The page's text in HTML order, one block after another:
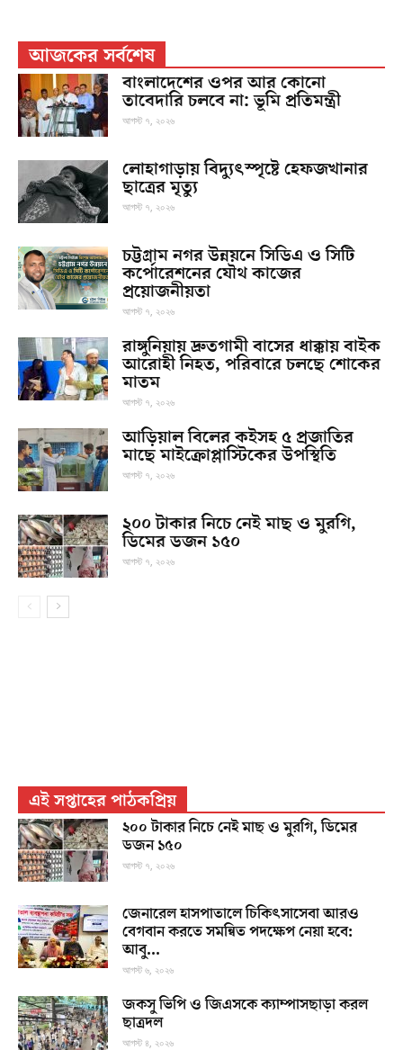
আজকের সর্বশেষ
বাংলাদেশের ওপর আর কোনো
তাবেদারি চলবে না: ভূমি প্রতিমন্ত্রী
আগস্ট ৭, ২০২৬
লোহাগাড়ায় বিদ্যুৎস্পৃষ্টে হেফজখানার
ছাত্রের মৃত্যু
আগস্ট ৭, ২০২৬
চট্টগ্রাম নগর উন্নয়নে সিডিএ ও সিটি
কর্পোরেশনের যৌথ কাজের
প্রয়োজনীয়তা
আগস্ট ৭, ২০২৬
রাঙ্গুনিয়ায় দ্রুতগামী বাসের ধাক্কায় বাইক
আরোহী নিহত, পরিবারে চলছে শোকের
মাতম
আগস্ট ৭, ২০২৬
আড়িয়াল বিলের কইসহ ৫ প্রজাতির
মাছে মাইক্রোপ্লাস্টিকের উপস্থিতি
আগস্ট ৭, ২০২৬
২০০ টাকার নিচে নেই মাছ ও মুরগি,
ডিমের ডজন ১৫০
আগস্ট ৭, ২০২৬
এই সপ্তাহের পাঠকপ্রিয়
২০০ টাকার নিচে নেই মাছ ও মুরগি, ডিমের
ডজন ১৫০
আগস্ট ৭, ২০২৬
জেনারেল হাসপাতালে চিকিৎসাসেবা আরও
বেগবান করতে সমন্বিত পদক্ষেপ নেয়া হবে:
আবু...
আগস্ট ৬, ২০২৬
জকসু ভিপি ও জিএসকে ক্যাম্পাসছাড়া করল
ছাত্রদল
আগস্ট ৪, ২০২৬